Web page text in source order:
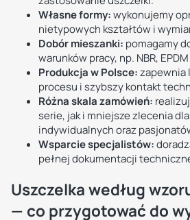
Własne formy:wykonujemy
nietypowych kształtów i
Dobór mieszanki: pomagamy
warunków pracy, np. NBR, EPDM
Produkcja w Polsce:zapewnia
procesu i szybszy kontakt
Różna skala zamówień:
serie, jak i mniejsze zlecenia
indywidualnych oraz
Wsparcie specjalistów:
pełnej dokumentacji
Uszczelka według
— co przygotować do